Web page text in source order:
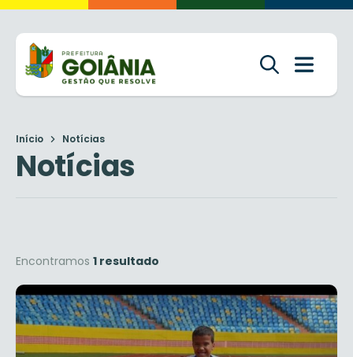
Início Notícias
Notícias
Encontramos 1 resultado